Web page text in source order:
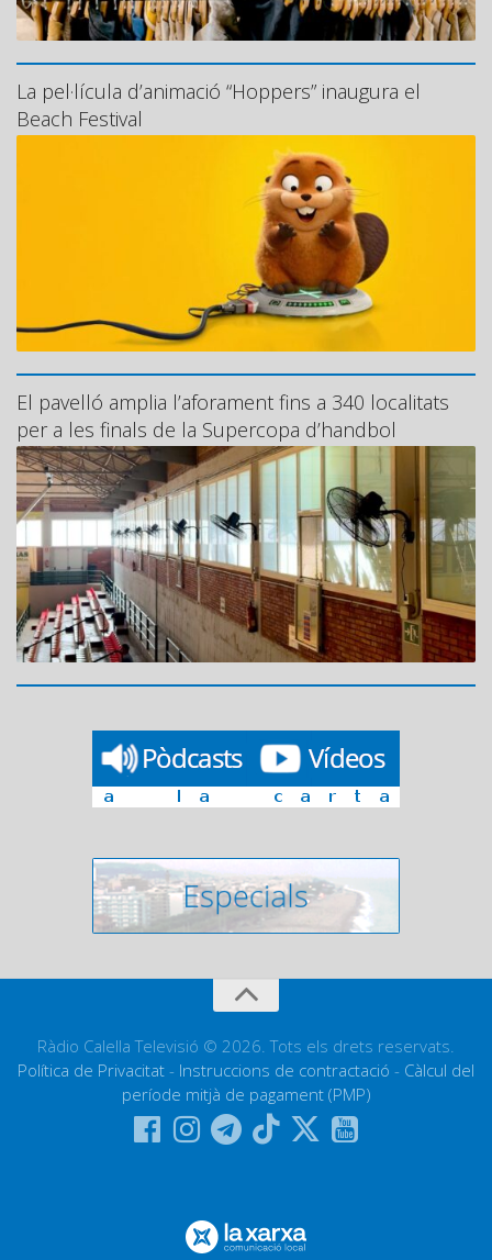
La pel·lícula d’animació “Hoppers” inaugura el
Beach Festival
El pavelló amplia l’aforament fins a 340 localitats
per a les finals de la Supercopa d’handbol
Ràdio Calella Televisió © 2026. Tots els drets reservats.
Política de Privacitat - Instruccions de contractació - Càlcul del
període mitjà de pagament (PMP)